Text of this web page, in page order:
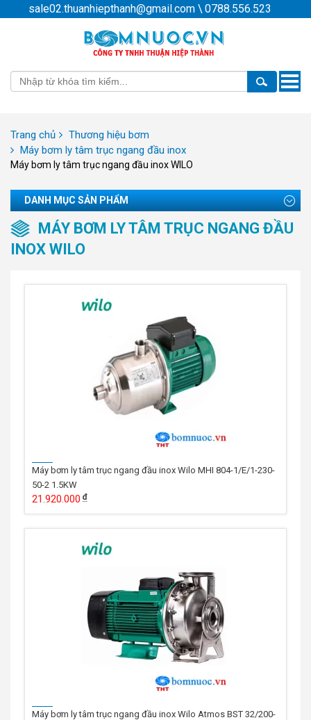
sale02.thuanhiepthanh@gmail.com \ 0788.556.523
Toggle
Trang chủ
Thương hiệu bơm
Máy bơm ly tâm trục ngang đầu inox
Máy bơm ly tâm trục ngang đầu inox WILO
DANH MỤC SẢN PHẨM
MÁY BƠM LY TÂM TRỤC NGANG ĐẦU
INOX WILO
Máy bơm ly tâm trục ngang đầu inox Wilo MHI 804-1/E/1-230-
50-2 1.5KW
21.920.000
Máy bơm ly tâm trục ngang đầu inox Wilo Atmos BST 32/200-